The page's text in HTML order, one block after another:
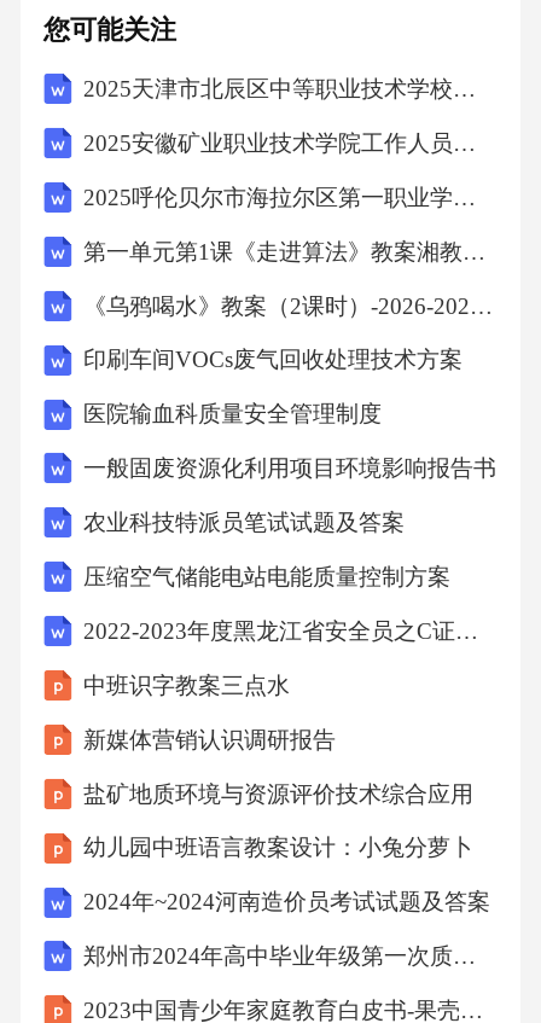
销策略，提高运营效率和客户满意度。对策与
建议05未来展望CHAPTER随着科技的发展，消
费者越来越依赖数字化工具，星巴克应加强线
上业务拓展，提供更加便捷的数字化服务。数
字化转型加速随着健康饮食观念的普及，消费
者对饮品的选择将更加注重健康和天然，星巴
克可考虑推出更多健康饮品和轻食。健康饮食
与消费者之间的互动更加紧密，星巴克可利用
社交媒体和线上社区加强品牌推广和客户互
动。社区化营销趋势市场趋势预测针对不同消
费者群体提供定制化的产品和服务，以满足消
费者的个性化需求。个性化营销与其他品牌或
领域进行跨界合作，拓展品牌影响力和市场份
额。跨界合作通过持续的品牌宣传和推广，强
化星巴克作为高品质、时尚、文化品牌的形
您可能关注
2025天津市北辰区中等职业技术学校工作人员招聘考试试题
2025安徽矿业职业技术学院工作人员招聘考试试题
2025呼伦贝尔市海拉尔区第一职业学校工作人员招聘考试试题
第一单元第1课《走进算法》教案湘教版信息科技五年级上册
《乌鸦喝水》教案（2课时）-2026-2027学年统编版（新）小学语文一年级上册
印刷车间VOCs废气回收处理技术方案
医院输血科质量安全管理制度
一般固废资源化利用项目环境影响报告书
农业科技特派员笔试试题及答案
压缩空气储能电站电能质量控制方案
2022-2023年度黑龙江省安全员之C证（专职安全员）题库检测试卷A卷附答案
中班识字教案三点水
新媒体营销认识调研报告
盐矿地质环境与资源评价技术综合应用
幼儿园中班语言教案设计：小兔分萝卜
2024年~2024河南造价员考试试题及答案
郑州市2024年高中毕业年级第一次质量预测思想政治试题卷
2023中国青少年家庭教育白皮书-果壳心理